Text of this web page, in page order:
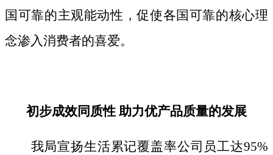
国可靠的主观能动性，促使各国可靠的核心理
念渗入消费者的喜爱。
初步成效同质性 助力优产品质量的发展
我局宣扬生活累记覆盖率公司员工达95%